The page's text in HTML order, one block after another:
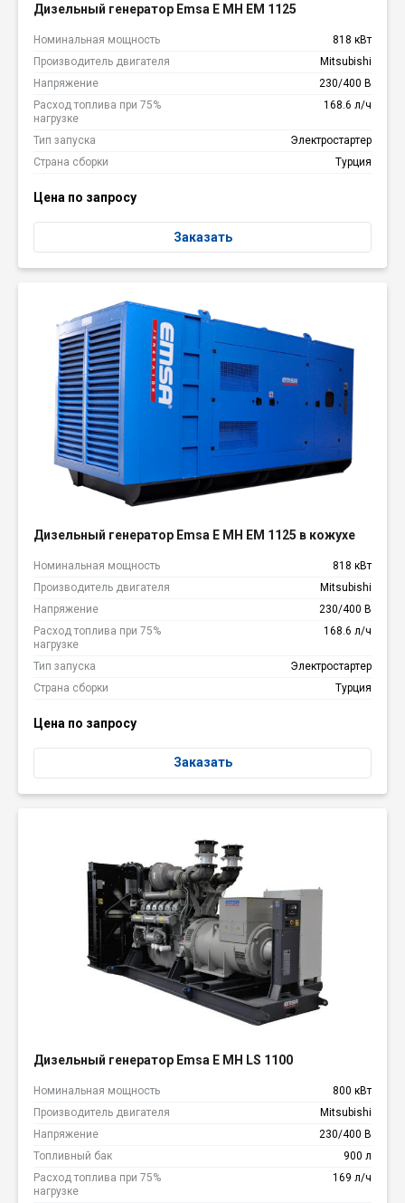
Дизельный генератор Emsa E MH EM 1125
Номинальная мощность
818 кВт
Производитель двигателя
Mitsubishi
Напряжение
230/400 В
Расход топлива при 75%
нагрузке
168.6 л/ч
Тип запуска
Электростартер
Страна сборки
Турция
Цена по запросу
Заказать
Дизельный генератор Emsa E MH EM 1125 в кожухе
Номинальная мощность
818 кВт
Производитель двигателя
Mitsubishi
Напряжение
230/400 В
Расход топлива при 75%
нагрузке
168.6 л/ч
Тип запуска
Электростартер
Страна сборки
Турция
Цена по запросу
Заказать
Дизельный генератор Emsa E MH LS 1100
Номинальная мощность
800 кВт
Производитель двигателя
Mitsubishi
Напряжение
230/400 В
Топливный бак
900 л
Расход топлива при 75%
нагрузке
169 л/ч